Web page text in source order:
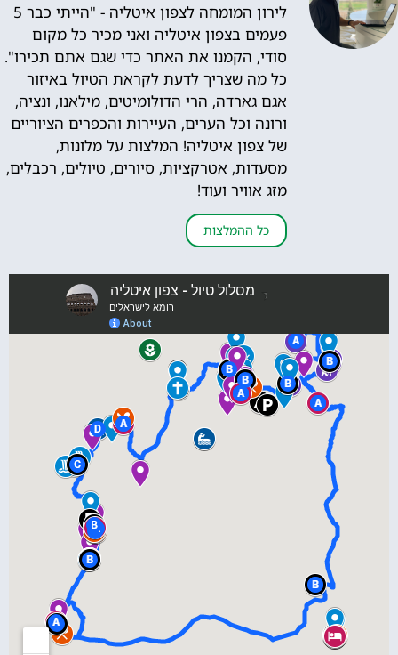
לירון המומחה לצפון איטליה - "הייתי כבר 5
פעמים בצפון איטליה ואני מכיר כל מקום
סודי, הקמנו את האתר כדי שגם אתם תכירו".
כל מה שצריך לדעת לקראת הטיול באיזור
אגם גארדה, הרי הדולומיטים, מילאנו, ונציה,
ורונה וכל הערים, העיירות והכפרים הציוריים
של צפון איטליה! המלצות על מלונות,
מסעדות, אטרקציות, סיורים, טיולים, רכבלים,
מזג אוויר ועוד!
כל ההמלצות